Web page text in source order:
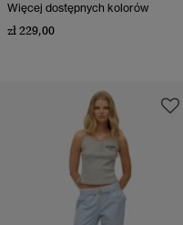
Więcej dostępnych kolorów
zł 229,00